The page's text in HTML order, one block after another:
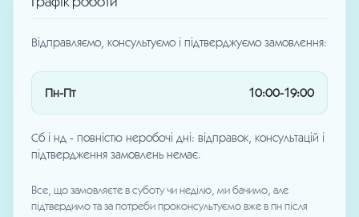
Відправляємо, консультуємо і підтверджуємо замовлення:
Пн-Пт 10:00-19:00
Сб і нд - повністю неробочі дні: відправок, консультацій і
підтвердження замовлень немає.
Все, що замовляєте в суботу чи неділю, ми бачимо, але
підтвердимо та за потреби проконсультуємо вже в пн після